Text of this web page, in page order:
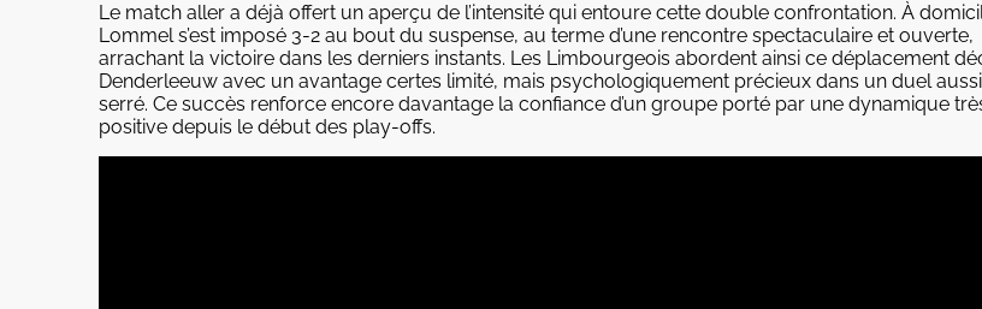
Le match aller a déjà offert un aperçu de l’intensité qui entoure cette double confrontation. À
Lommel s’est imposé 3-2 au bout du suspense, au terme d’une rencontre spectaculaire et ouverte,
arrachant la victoire dans les derniers instants. Les Limbourgeois abordent ainsi ce déplacement
Denderleeuw avec un avantage certes limité, mais psychologiquement précieux dans un duel aussi
serré. Ce succès renforce encore davantage la confiance d’un groupe porté par une dynamique
positive depuis le début des play-offs.